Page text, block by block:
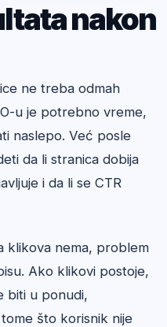
nakon
ne treba odmah
u je potrebno vreme,
naslepo. Već posle
da li stranica dobija
i da li se CTR
klikova nema, problem
Ako klikovi postoje,
biti u ponudi,
što korisnik nije